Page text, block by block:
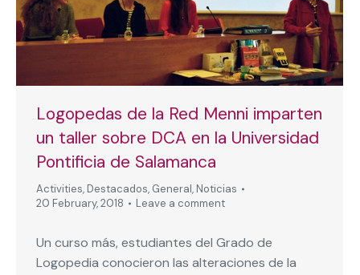
Logopedas de la Red Menni imparten
un taller sobre DCA en la Universidad
Pontificia de Salamanca
Activities, Destacados, General, Noticias
20 February, 2018
Leave a comment
Un curso más, estudiantes del Grado de
Logopedia conocieron las alteraciones de la